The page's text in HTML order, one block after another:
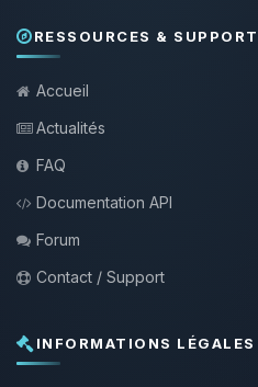
RESSOURCES & SUPPORT
Accueil
Actualités
FAQ
Documentation API
Forum
Contact / Support
INFORMATIONS LÉGALES